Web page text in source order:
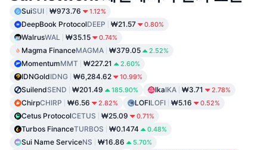
SuiSUI ₩973.76 1.12%
DeepBook ProtocolDEEP ₩21.57 0.80%
WalrusWAL ₩35.15 0.74%
Magma FinanceMAGMA ₩379.05 2.52%
MomentumMMT ₩227.21 2.60%
IDNGoldIDNG ₩6,284.62 10.99%
SuilendSEND ₩201.49 185.90% IkaIKA ₩3.71 2.78%
ChirpCHIRP ₩6.56 2.82% LOFILOFI ₩5.16 0.52%
Cetus ProtocolCETUS ₩25.09 0.71%
Turbos FinanceTURBOS ₩0.1474 0.48%
Sui Name ServiceNS ₩16.86 5.70%